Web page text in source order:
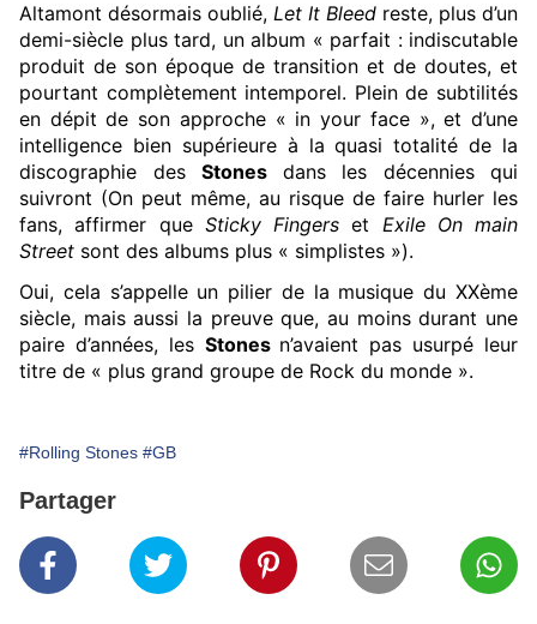
Altamont désormais oublié, Let It Bleed reste, plus d’un
demi-siècle plus tard, un album « parfait : indiscutable
produit de son époque de transition et de doutes, et
pourtant complètement intemporel. Plein de subtilités
en dépit de son approche « in your face », et d’une
intelligence bien supérieure à la quasi totalité de la
discographie des
Stones
dans les décennies qui
suivront (On peut même, au risque de faire hurler les
fans, affirmer que Sticky Fingers et Exile On main
Street sont des albums plus « simplistes »).
Oui, cela s’appelle un pilier de la musique du XXème
siècle, mais aussi la preuve que, au moins durant une
paire d’années, les Stones n’avaient pas usurpé leur
titre de « plus grand groupe de Rock du monde ».
#Rolling Stones #GB
Partager